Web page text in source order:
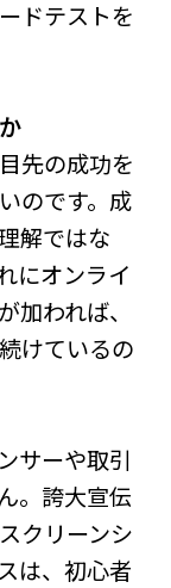
ドテストを
先の成功を
のです。成
解ではな
にオンライ
加われば、
けているの
サーや取引
。誇大宣伝
クリーンシ
は、初心者